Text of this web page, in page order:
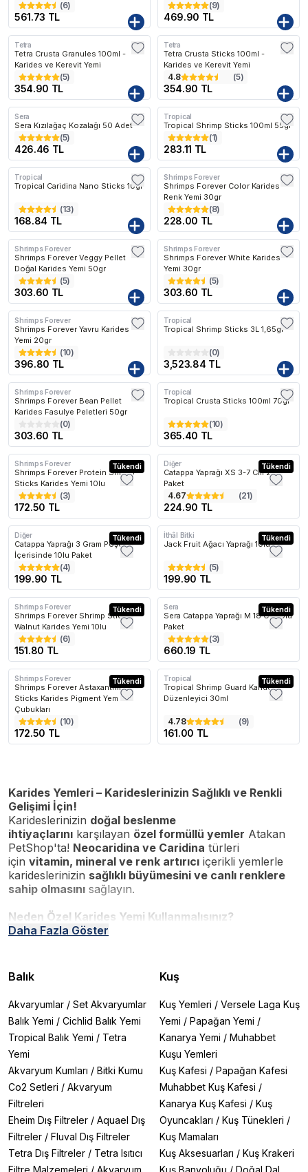
(6)
561.73 TL
(9)
469.90 TL
Tetra
Tetra Crusta Granules 100ml -
Karides ve Kerevit Yemi
(5)
354.90 TL
Tetra
Tetra Crusta Sticks 100ml -
Karides ve Kerevit Yemi
4.8 (5)
354.90 TL
Sera
Sera Kızılağaç Kozalağı 50 Adet
(5)
426.46 TL
Tropical
Tropical Shrimp Sticks 100ml 55gr
(1)
283.11 TL
Tropical
Tropical Caridina Nano Sticks 10gr
(13)
168.84 TL
Shrimps Forever
Shrimps Forever Color Karides
Renk Yemi 30gr
(8)
228.00 TL
Shrimps Forever
Shrimps Forever Veggy Pellet
Doğal Karides Yemi 50gr
(5)
303.60 TL
Shrimps Forever
Shrimps Forever White Karides
Yemi 30gr
(5)
303.60 TL
Shrimps Forever
Shrimps Forever Yavru Karides
Yemi 20gr
(10)
396.80 TL
Kargo Bedava
Tropical
Tropical Shrimp Sticks 3L 1,65gr
(0)
3,523.84 TL
Shrimps Forever
Shrimps Forever Bean Pellet
Karides Fasulye Peletleri 50gr
(0)
303.60 TL
Tropical
Tropical Crusta Sticks 100ml 70gr
(10)
365.40 TL
Tükendi
Shrimps Forever
Shrimps Forever Protein Shrimp
Sticks Karides Yemi 10lu
(3)
172.50 TL
Tükendi
Diğer
Catappa Yaprağı XS 3-7 Cm 25li
Paket
4.67 (21)
224.90 TL
Tükendi
Diğer
Catappa Yaprağı 3 Gram Poşet
İçerisinde 10lu Paket
(4)
199.90 TL
Tükendi
İthâl Bitki
Jack Fruit Ağacı Yaprağı 10lu
(5)
199.90 TL
Tükendi
Shrimps Forever
Shrimps Forever Shrimp Sticks
Walnut Karides Yemi 10lu
(6)
151.80 TL
Tükendi
Sera
Sera Catappa Yaprağı M 18 Cm 10lu
Paket
(3)
660.19 TL
Tükendi
Shrimps Forever
Shrimps Forever Astaxanthin
Sticks Karides Pigment Yem
Çubukları
(10)
172.50 TL
Tükendi
Tropical
Tropical Shrimp Guard Karides
Düzenleyici 30ml
4.78 (9)
161.00 TL
Karides Yemleri – Karideslerinizin Sağlıklı ve Renkli
Gelişimi İçin!
Karideslerinizin doğal beslenme
ihtiyaçlarını karşılayan özel formüllü yemler Atakan
PetShop'ta! Neocaridina ve Caridina türleri
için vitamin, mineral ve renk artırıcı içerikli yemlerle
karideslerinizin sağlıklı büyümesini ve canlı renklere
sahip olmasını sağlayın.
Neden Özel Karides Yemi Kullanmalısınız?
✔ Doğal İçerikler:Bitkisel ve protein bazlı dengeli
canlı renkler
Vitamin ve minerallerle güçlü
direnç
Kolay Sindirim:
Karideslerin hassas sindirim sistemine
uygun
Atakan Pet Shop’ta Bulunan Karides Yem Çeşitleri
1. Temel Karides Yemleri
🔹 Tropical Shrimp Sticks
– Temel besin ihtiyacını
karşılayan çubuk yem
🔹 Sera Shrimps Natural
– Doğal içerikli, tüm karides
türleri için
🔹 Tetra Crusta Menu– Karides ve kerevitler için özel
formül
Daha Fazla Göster
Balık
Akvaryumlar / Set Akvaryumlar
Balık Yemi / Cichlid Balık Yemi
Tropical Balık Yemi / Tetra
Yemi
Akvaryum Kumları / Bitki Kumu
Co2 Setleri / Akvaryum
Filtreleri
Eheim Dış Filtreler / Aquael Dış
Filtreler / Fluval Dış Filtreler
Tetra Dış Filtreler / Tetra Isıtıcı
Filtre Malzemeleri / Akvaryum
Kuş
Kuş Yemleri / Versele Laga Kuş
Yemi / Papağan Yemi /
Kanarya Yemi / Muhabbet
Kuşu Yemleri
Kuş Kafesi / Papağan Kafesi
Muhabbet Kuş Kafesi /
Kanarya Kuş Kafesi / Kuş
Oyuncakları / Kuş Tünekleri /
Kuş Mamaları
Kuş Aksesuarları / Kuş Krakeri
Kuş Banyoluğu / Doğal Dal